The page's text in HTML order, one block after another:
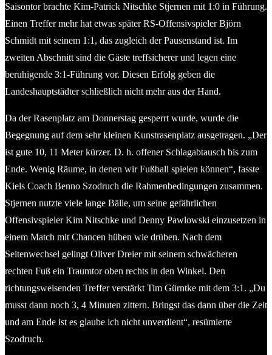
Saisontor brachte Kim-Patrick Nitschke Stjernen mit 1:0 in Führung.
Einen Treffer mehr hat etwas später RS-Offensivspieler Björn
Schmidt mit seinem 1:1, das zugleich der Pausenstand ist. Im
zweiten Abschnitt sind die Gäste treffsicherer und legen eine
beruhigende 3:1-Führung vor. Diesen Erfolg geben die
Landeshauptstädter schließlich nicht mehr aus der Hand.
Da der Rasenplatz am Donnerstag gesperrt wurde, wurde die
Begegnung auf dem sehr kleinen Kunstrasenplatz ausgetragen. „Der
ist gute 10, 11 Meter kürzer. D. h. offener Schlagabtausch bis zum
Ende. Wenig Räume, in denen wir Fußball spielen können“, fasste
Kiels Coach Benno Szodruch die Rahmenbedingungen zusammen.
Stjernen nutzte viele lange Bälle, um seine gefährlichen
Offensivspieler Kim Nitschke und Denny Pawlowski einzusetzen in
einem Match mit Chancen hüben wie drüben. Nach dem
Seitenwechsel gelingt Oliver Dreier mit seinem schwächeren
rechten Fuß ein Traumtor oben rechts in den Winkel. Den
richtungsweisenden Treffer verstärkt Tim Gürntke mit dem 3:1. „Du
musst dann noch 3, 4 Minuten zittern. Bringst das dann über die Zeit
und am Ende ist es glaube ich nicht unverdient“, resümierte
Szodruch.